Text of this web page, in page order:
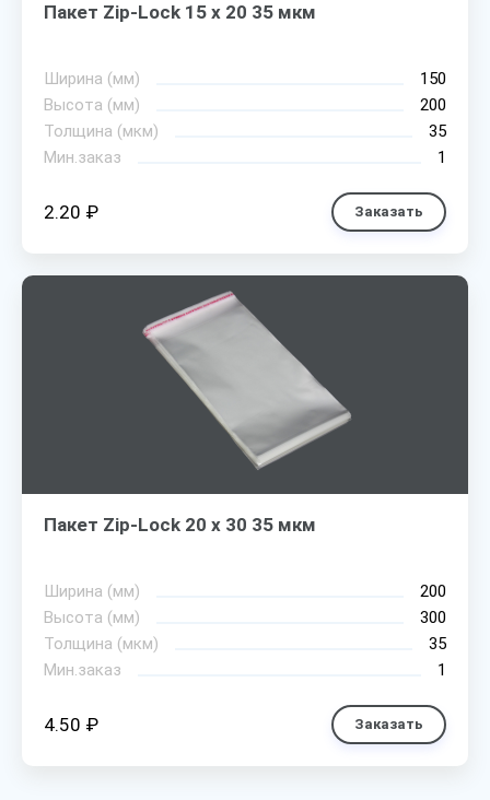
Пакет Zip-Lock 15 х 20 35 мкм
Ширина (мм)
150
Высота (мм)
200
Толщина (мкм)
35
Мин.заказ
1
2.20 ₽ Заказать
Пакет Zip-Lock 20 х 30 35 мкм
Ширина (мм)
200
Высота (мм)
300
Толщина (мкм)
35
Мин.заказ
1
4.50 ₽ Заказать